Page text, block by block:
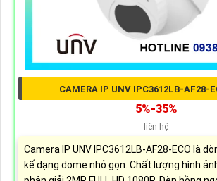
CAMERA IP UNV IPC3612LB-AF28-
5%-35%
liên hệ
Camera IP UNV IPC3612LB-AF28-ECO là
kế dạng dome nhỏ gọn. Chất lượng hình